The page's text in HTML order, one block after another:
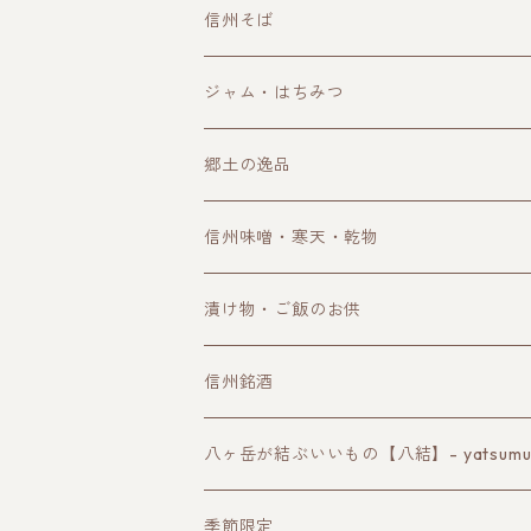
洋菓子
和菓子
信州そば
ジャム・はちみつ
郷土の逸品
信州味噌・寒天・乾物
漬け物・ご飯のお供
信州銘酒
諏訪の地酒
長野ワイン
八ヶ岳が結ぶいいもの【八結】-
季節限定